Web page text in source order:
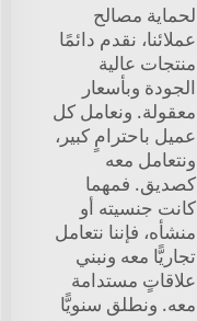
لحماية مصالح
عملائنا، نقدم دائمًا
منتجات عالية
الجودة وبأسعار
معقولة. ونعامل كل
عميل باحترامٍ كبير،
ونتعامل معه
كصديق. فمهما
كانت جنسيته أو
منشأه، فإننا نتعامل
تجاريًّا معه ونبني
علاقاتٍ مستدامة
معه. ونطلق سنويًّا